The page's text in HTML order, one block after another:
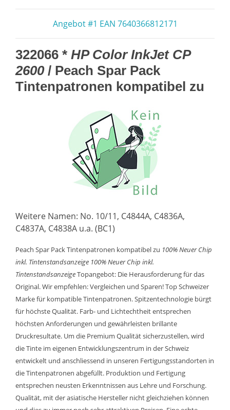
Angebot #1 EAN 7640366812171
322066 * HP Color InkJet CP
2600/ Peach Spar Pack
Tintenpatronen kompatibel zu
Weitere Namen: No. 10/11, C4844A, C4836A,
C4837A, C4838A u.a. (BC1)
Peach Spar Pack Tintenpatronen kompatibel zu 100% Neuer Chip
inkl. Tintenstandsanzeige 100% Neuer Chip inkl.
TintenstandsanzeigeTopangebot: Die Herausforderung für das
Original. Wir empfehlen: Vergleichen und Sparen! Top Schweizer
Marke für kompatible Tintenpatronen. Spitzentechnologie bürgt
für höchste Qualität. Farb- und Lichtechtheit entsprechen
höchsten Anforderungen und gewährleisten brillante
Druckresultate. Um die Premium Qualität sicherzustellen, wird
die Tinte im eigenen Entwicklungszentrum in der Schweiz
entwickelt und anschliessend in unseren Fertigungsstandorten in
die Tintenpatronen abgefüllt. Produktion und Fertigung
entsprechen neusten Erkenntnissen aus Lehre und Forschung.
Qualität, mit der asiatische Hersteller nicht gleichziehen können